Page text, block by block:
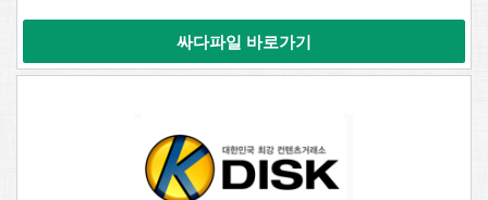
싸다파일 바로가기